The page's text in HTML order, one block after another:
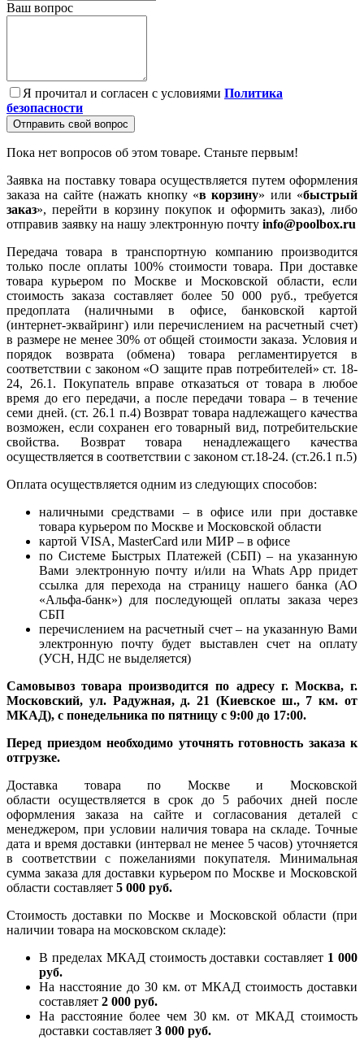
Ваш вопрос
Я прочитал и согласен с условиями Политика
безопасности
Отправить свой вопрос
Пока нет вопросов об этом товаре. Станьте первым!
Заявка на поставку товара осуществляется путем оформления
заказа на сайте (нажать кнопку «в корзину» или «быстрый
заказ», перейти в корзину покупок и оформить заказ), либо
отправив заявку на нашу электронную почту info@poolbox.ru
Передача товара в транспортную компанию производится
только после оплаты 100% стоимости товара. При доставке
товара курьером по Москве и Московской области, если
стоимость заказа составляет более 50 000 руб., требуется
предоплата (наличными в офисе, банковской картой
(интернет-эквайринг) или перечислением на расчетный счет)
в размере не менее 30% от общей стоимости заказа. Условия и
порядок возврата (обмена) товара регламентируется в
соответствии с законом «О защите прав потребителей» ст. 18-
24, 26.1. Покупатель вправе отказаться от товара в любое
время до его передачи, а после передачи товара – в течение
семи дней. (ст. 26.1 п.4) Возврат товара надлежащего качества
возможен, если сохранен его товарный вид, потребительские
свойства. Возврат товара ненадлежащего качества
осуществляется в соответствии с законом ст.18-24. (ст.26.1 п.5)
Оплата осуществляется одним из следующих способов:
наличными средствами – в офисе или при доставке
товара курьером по Москве и Московской области
картой VISA, MasterCard или МИР – в офисе
по Системе Быстрых Платежей (СБП) – на указанную
Вами электронную почту и/или на Whats App придет
ссылка для перехода на страницу нашего банка (АО
«Альфа-банк») для последующей оплаты заказа через
СБП
перечислением на расчетный счет – на указанную Вами
электронную почту будет выставлен счет на оплату
(УСН, НДС не выделяется)
Самовывоз товара производится по адресу г. Москва, г.
Московский, ул. Радужная, д. 21 (Киевское ш., 7 км. от
МКАД), с понедельника по пятницу с 9:00 до 17:00.
Перед приездом необходимо уточнять готовность заказа к
отгрузке.
Доставка товара по Москве и Московской
области осуществляется в срок до 5 рабочих дней после
оформления заказа на сайте и согласования деталей с
менеджером, при условии наличия товара на складе. Точные
дата и время доставки (интервал не менее 5 часов) уточняется
в соответствии с пожеланиями покупателя. Минимальная
сумма заказа для доставки курьером по Москве и Московской
области составляет 5 000 руб.
Стоимость доставки по Москве и Московской области (при
наличии товара на московском складе):
В пределах МКАД стоимость доставки составляет 1 000
руб.
На насcтояние до 30 км. от МКАД стоимость доставки
составляет 2 000 руб.
На расстояние более чем 30 км. от МКАД стоимость
доставки составляет 3 000 руб.